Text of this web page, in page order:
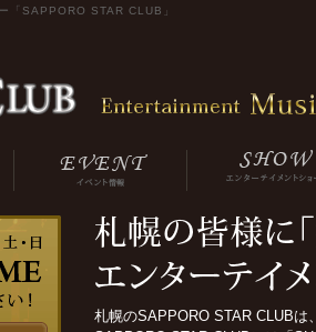
「SAPPORO STAR CLUB」
札幌のSAPPORO STAR CLUBは